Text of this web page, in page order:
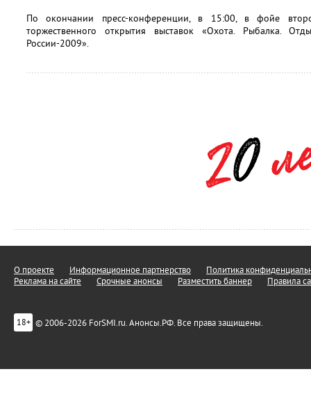
По окончании пресс-конференции, в 15:00, в фойе
торжественного открытия выставок «Охота. Рыбалка.
России-2009».
О проекте Информационное партнерство
Политика
Реклама на сайте
Срочные анонсы Разместить баннер Правила
18+ © 2006-2026 ForSMI.ru. Анонсы.РФ. Все права защищены.